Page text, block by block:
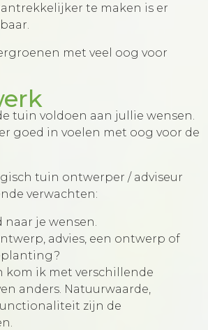
te maken is er
met veel oog voor
tuin voldoen aan jullie wensen.
goed in voelen met oog voor de
tuin ontwerper / adviseur
verwachten:
je wensen.
advies, een ontwerp of
kom ik met verschillende
anders. Natuurwaarde,
zijn de